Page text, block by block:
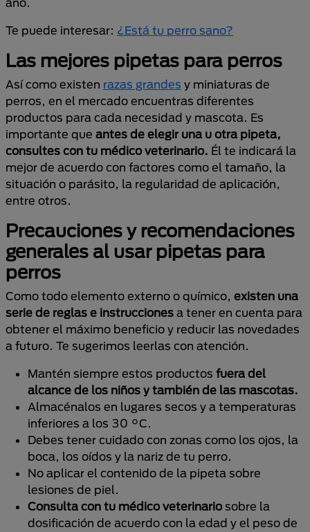
Te puede interesar: ¿Está tu perro sano?
Las mejores pipetas para perros
Así como existen razas grandes y miniaturas de
perros, en el mercado encuentras diferentes
productos para cada necesidad y mascota. Es
importante que antes de elegir una u otra pipeta,
consultes con tu médico veterinario. Él te indicará la
mejor de acuerdo con factores como el tamaño, la
situación o parásito, la regularidad de aplicación,
entre otros.
Precauciones y recomendaciones
generales al usar pipetas para
perros
Como todo elemento externo o químico, existen una
serie de reglas e instrucciones a tener en cuenta para
obtener el máximo beneficio y reducir las novedades
a futuro. Te sugerimos leerlas con atención.
Mantén siempre estos productos fuera del
alcance de los niños y también de las mascotas.
Almacénalos en lugares secos y a temperaturas
inferiores a los 30 °C.
Debes tener cuidado con zonas como los ojos, la
boca, los oídos y la nariz de tu perro.
No aplicar el contenido de la pipeta sobre
lesiones de piel.
Consulta con tu médico veterinario sobre la
dosificación de acuerdo con la edad y el peso de